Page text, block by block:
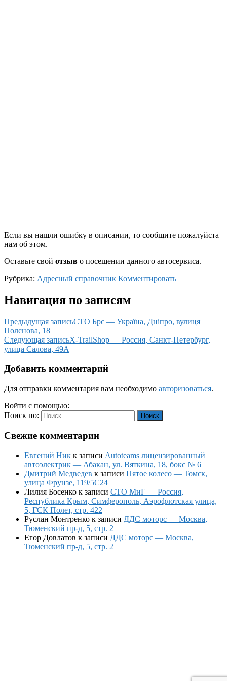
Если вы нашли ошибку в описании, то сообщите пожалуйста
нам об этом.
Оставьте свой отзыв о посещении данного автосервиса.
Рубрика: Адресный справочник Комментировать
Навигация по записям
Предыдущая записьСТО Брс — Україна, Дніпро, вулиця
Полєнова, 18
Следующая записьX-TrailShop — Россия, Санкт-Петербург,
улица Салова, 49А
Добавить комментарий
Для отправки комментария вам необходимо авторизоваться.
Войти с помощью:
Поиск по:
Поиск
Свежие комментарии
Евгений Ник к записи Autoteams лицензированный
автоэлектрик — Абакан, ул. Вяткина, 18, бокс № 6
Дмитрий Медведев к записи Пятое колесо — Томск,
улица Фрунзе, 119/5С24
Лилия Босенко к записи СТО МиГ — Россия,
Республика Крым, Симферополь, Аэрофлотская улица,
5, ГСК Полет, стр. 422
Руслан Монтренко к записи ДДС моторс — Москва,
Тюменский пр-д, 5, стр. 2
Егор Довлатов к записи ДДС моторс — Москва,
Тюменский пр-д, 5, стр. 2